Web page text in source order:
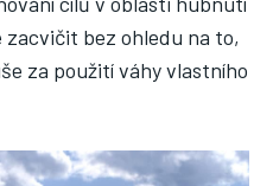
bez ohledu na to,
za použití váhy vlastního